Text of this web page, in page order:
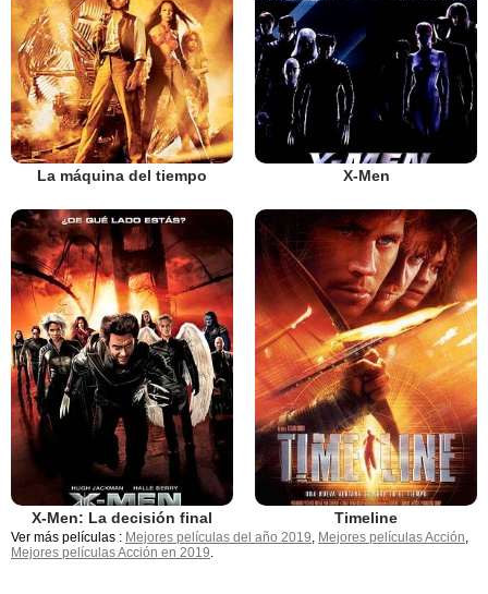
La máquina del tiempo X-Men
X-Men: La decisión final Timeline
Ver más películas : Mejores películas del año 2019, Mejores películas Acción,
Mejores películas Acción en 2019.